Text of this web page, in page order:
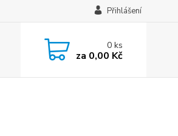
Přihlášení
0ks
za 0,00 Kč